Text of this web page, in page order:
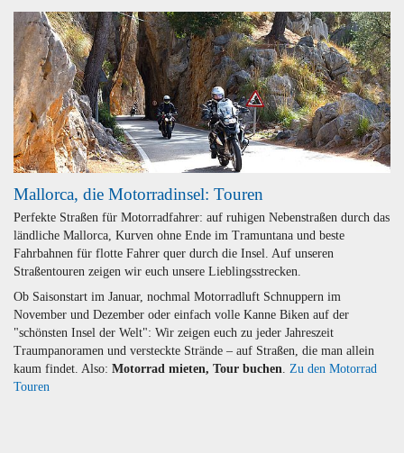
Mallorca, die Motorradinsel: Touren
Perfekte Straßen für Motorradfahrer: auf ruhigen Nebenstraßen durch das
ländliche Mallorca, Kurven ohne Ende im Tramuntana und beste
Fahrbahnen für flotte Fahrer quer durch die Insel. Auf unseren
Straßentouren zeigen wir euch unsere Lieblingsstrecken.
Ob Saisonstart im Januar, nochmal Motorradluft Schnuppern im
November und Dezember oder einfach volle Kanne Biken auf der
"schönsten Insel der Welt": Wir zeigen euch zu jeder Jahreszeit
Traumpanoramen und versteckte Strände – auf Straßen, die man allein
kaum findet. Also: Motorrad mieten, Tour buchen. Zu den Motorrad
Touren